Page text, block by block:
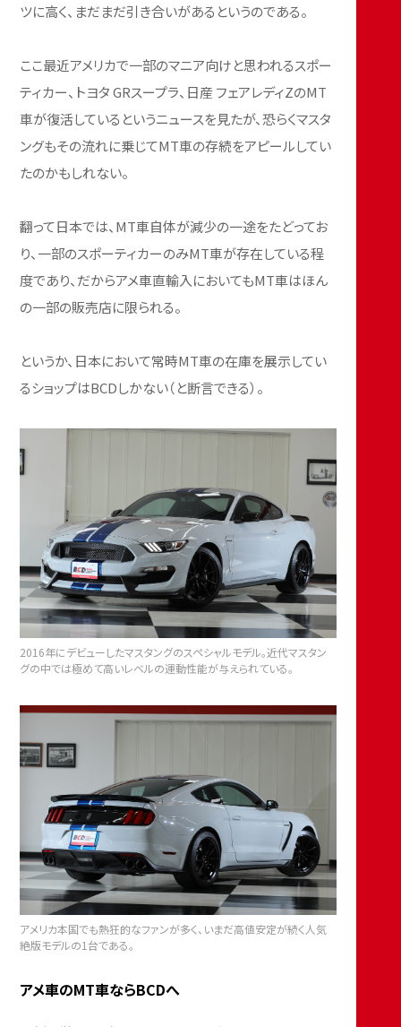
ツに高く、まだまだ引き合いがあるというのである。
ここ最近アメリカで一部のマニア向けと思われるスポー
ティカー、トヨタ GRスープラ、日産 フェアレディZのMT
車が復活しているというニュースを見たが、恐らくマスタ
ングもその流れに乗じてMT車の存続をアピールしてい
たのかもしれない。
翻って日本では、MT車自体が減少の一途をたどってお
り、一部のスポーティカーのみMT車が存在している程
度であり、だからアメ車直輸入においてもMT車はほん
の一部の販売店に限られる。
というか、日本において常時MT車の在庫を展示してい
るショップはBCDしかない（と断言できる）。
2016年にデビューしたマスタングのスペシャルモデル。近代マスタン
グの中では極めて高いレベルの運動性能が与えられている。
アメリカ本国でも熱狂的なファンが多く、いまだ高値安定が続く人気
絶版モデルの1台である。
アメ車のMT車ならBCDへ